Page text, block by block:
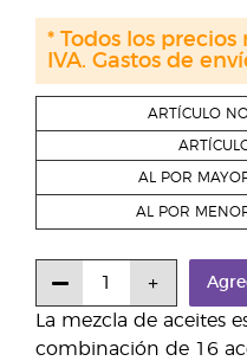
La mezcla de aceites
combinación de 16
ARTÍCULO
AL POR
AL POR
* Todos los
IVA. Gastos de